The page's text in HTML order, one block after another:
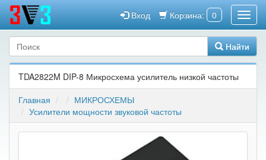
Корзина: 0
Вход
Найти
TDA2822M DIP-8 Микросхема усилитель низкой частоты
Главная
МИКРОСХЕМЫ
Усилители мощности звуковой частоты